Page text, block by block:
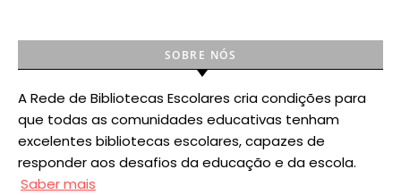
SOBRE NÓS
A Rede de Bibliotecas Escolares cria condições para
que todas as comunidades educativas tenham
excelentes bibliotecas escolares, capazes de
responder aos desafios da educação e da escola.
Saber mais